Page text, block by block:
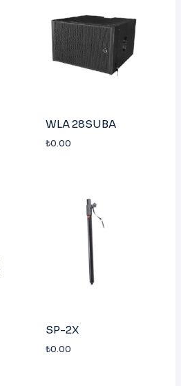
WLA 28SUBA
₺0.00
SP-2X
₺0.00